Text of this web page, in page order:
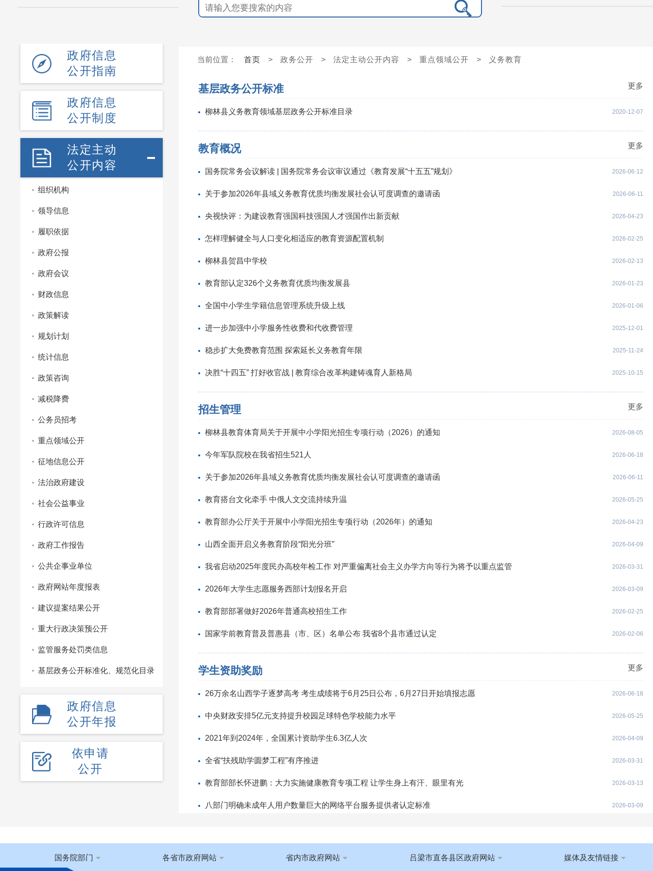
政府信息
公开指南
政府信息
公开制度
法定主动
公开内容
组织机构
领导信息
履职依据
政府公报
政府会议
财政信息
政策解读
规划计划
统计信息
政策咨询
减税降费
公务员招考
重点领域公开
征地信息公开
法治政府建设
社会公益事业
行政许可信息
政府工作报告
公共企事业单位
政府网站年度报表
建议提案结果公开
重大行政决策预公开
监管服务处罚类信息
基层政务公开标准化、规范化目录
政府信息
公开年报
依申请
公开
当前位置： 首页 > 政务公开 > 法定主动公开内容 > 重点领域公开 > 义务教育
基层政务公开标准 更多
柳林县义务教育领域基层政务公开标准目录 2020-12-07
教育概况 更多
国务院常务会议解读 | 国务院常务会议审议通过《教育发展“十五五”规划》 2026-06-12
关于参加2026年县域义务教育优质均衡发展社会认可度调查的邀请函 2026-06-11
央视快评：为建设教育强国科技强国人才强国作出新贡献 2026-04-23
怎样理解健全与人口变化相适应的教育资源配置机制 2026-02-25
柳林县贺昌中学校 2026-02-13
教育部认定326个义务教育优质均衡发展县 2026-01-23
全国中小学生学籍信息管理系统升级上线 2026-01-06
进一步加强中小学服务性收费和代收费管理 2025-12-01
稳步扩大免费教育范围 探索延长义务教育年限 2025-11-24
决胜“十四五” 打好收官战 | 教育综合改革构建铸魂育人新格局 2025-10-15
招生管理 更多
柳林县教育体育局关于开展中小学阳光招生专项行动（2026）的通知 2026-08-05
今年军队院校在我省招生521人 2026-06-18
关于参加2026年县域义务教育优质均衡发展社会认可度调查的邀请函 2026-06-11
教育搭台文化牵手 中俄人文交流持续升温 2026-05-25
教育部办公厅关于开展中小学阳光招生专项行动（2026年）的通知 2026-04-23
山西全面开启义务教育阶段“阳光分班” 2026-04-09
我省启动2025年度民办高校年检工作 对严重偏离社会主义办学方向等行为将予以重点监管 2026-03-31
2026年大学生志愿服务西部计划报名开启 2026-03-09
教育部部署做好2026年普通高校招生工作 2026-02-25
国家学前教育普及普惠县（市、区）名单公布 我省8个县市通过认定 2026-02-06
学生资助奖励 更多
26万余名山西学子逐梦高考 考生成绩将于6月25日公布，6月27日开始填报志愿 2026-06-18
中央财政安排5亿元支持提升校园足球特色学校能力水平 2026-05-25
2021年到2024年，全国累计资助学生6.3亿人次 2026-04-09
全省“扶残助学圆梦工程”有序推进 2026-03-31
教育部部长怀进鹏：大力实施健康教育专项工程 让学生身上有汗、眼里有光 2026-03-13
八部门明确未成年人用户数量巨大的网络平台服务提供者认定标准 2026-03-09
国务院部门 各省市政府网站 省内市政府网站 吕梁市直各县区政府网站 媒体及友情链接